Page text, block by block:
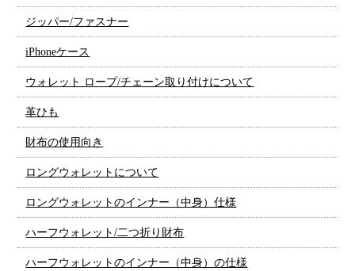
ジッパー/ファスナー
iPhoneケース
ウォレット ロープ/チェーン取り付けについて
革ひも
財布の使用向き
ロングウォレットについて
ロングウォレットのインナー（中身）仕様
ハーフウォレット/二つ折り財布
ハーフウォレットのインナー（中身）の仕様